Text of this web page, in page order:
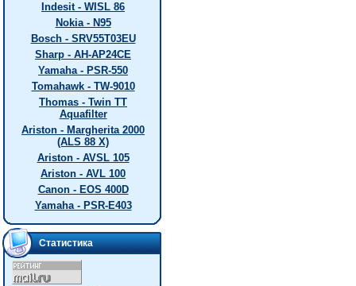
Indesit - WISL 86
Nokia - N95
Bosch - SRV55T03EU
Sharp - AH-AP24CE
Yamaha - PSR-550
Tomahawk - TW-9010
Thomas - Twin TT
Aquafilter
Ariston - Margherita 2000
(ALS 88 X)
Ariston - AVSL 105
Ariston - AVL 100
Canon - EOS 400D
Yamaha - PSR-E403
Статистика